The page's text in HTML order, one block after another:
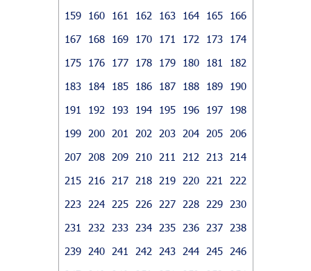
159
160 161 162 163 164 165
166
167
168 169 170 171 172 173
174
175
176 177 178 179 180 181
182
183
184 185 186 187 188 189
190
191
192 193 194 195 196 197
198
199
200 201 202 203 204 205
206
207
208 209 210 211 212 213
214
215
216 217 218 219 220 221
222
223
224 225 226 227 228 229
230
231
232 233 234 235 236 237
238
239
240 241 242 243 244 245
246